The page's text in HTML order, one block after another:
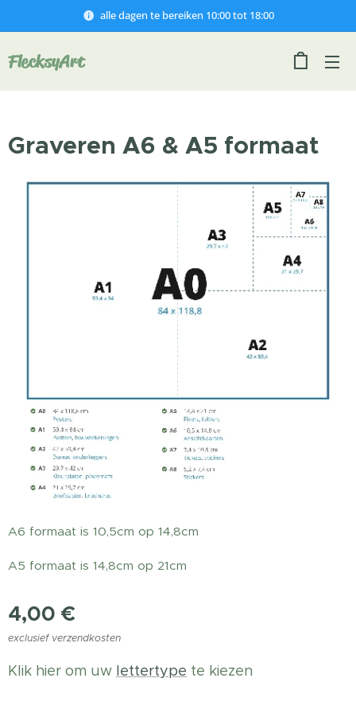
alle dagen te bereiken 10:00 tot 18:00
FlecksyArt
Graveren A6 & A5 formaat
A6 formaat is 10,5cm op 14,8cm
A5 formaat is 14,8cm op 21cm
4,00 €
exclusief verzendkosten
Klik hier om uw lettertype te kiezen